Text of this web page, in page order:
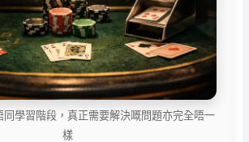
同學習階段，真正需要解決嘅問題亦完全唔一
樣